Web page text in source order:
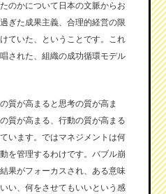
のかについて日本の文脈からお
ぎた成果主義、合理的経営の限
ていた、ということです。これ
された、組織の成功循環モデル
質が高まると思考の質が高ま
質が高まる、行動の質が高まる
います。ではマネジメントは何
を管理するわけです。バブル崩
果がフォーカスされ、ある意味
い、何をさせてもいいという感